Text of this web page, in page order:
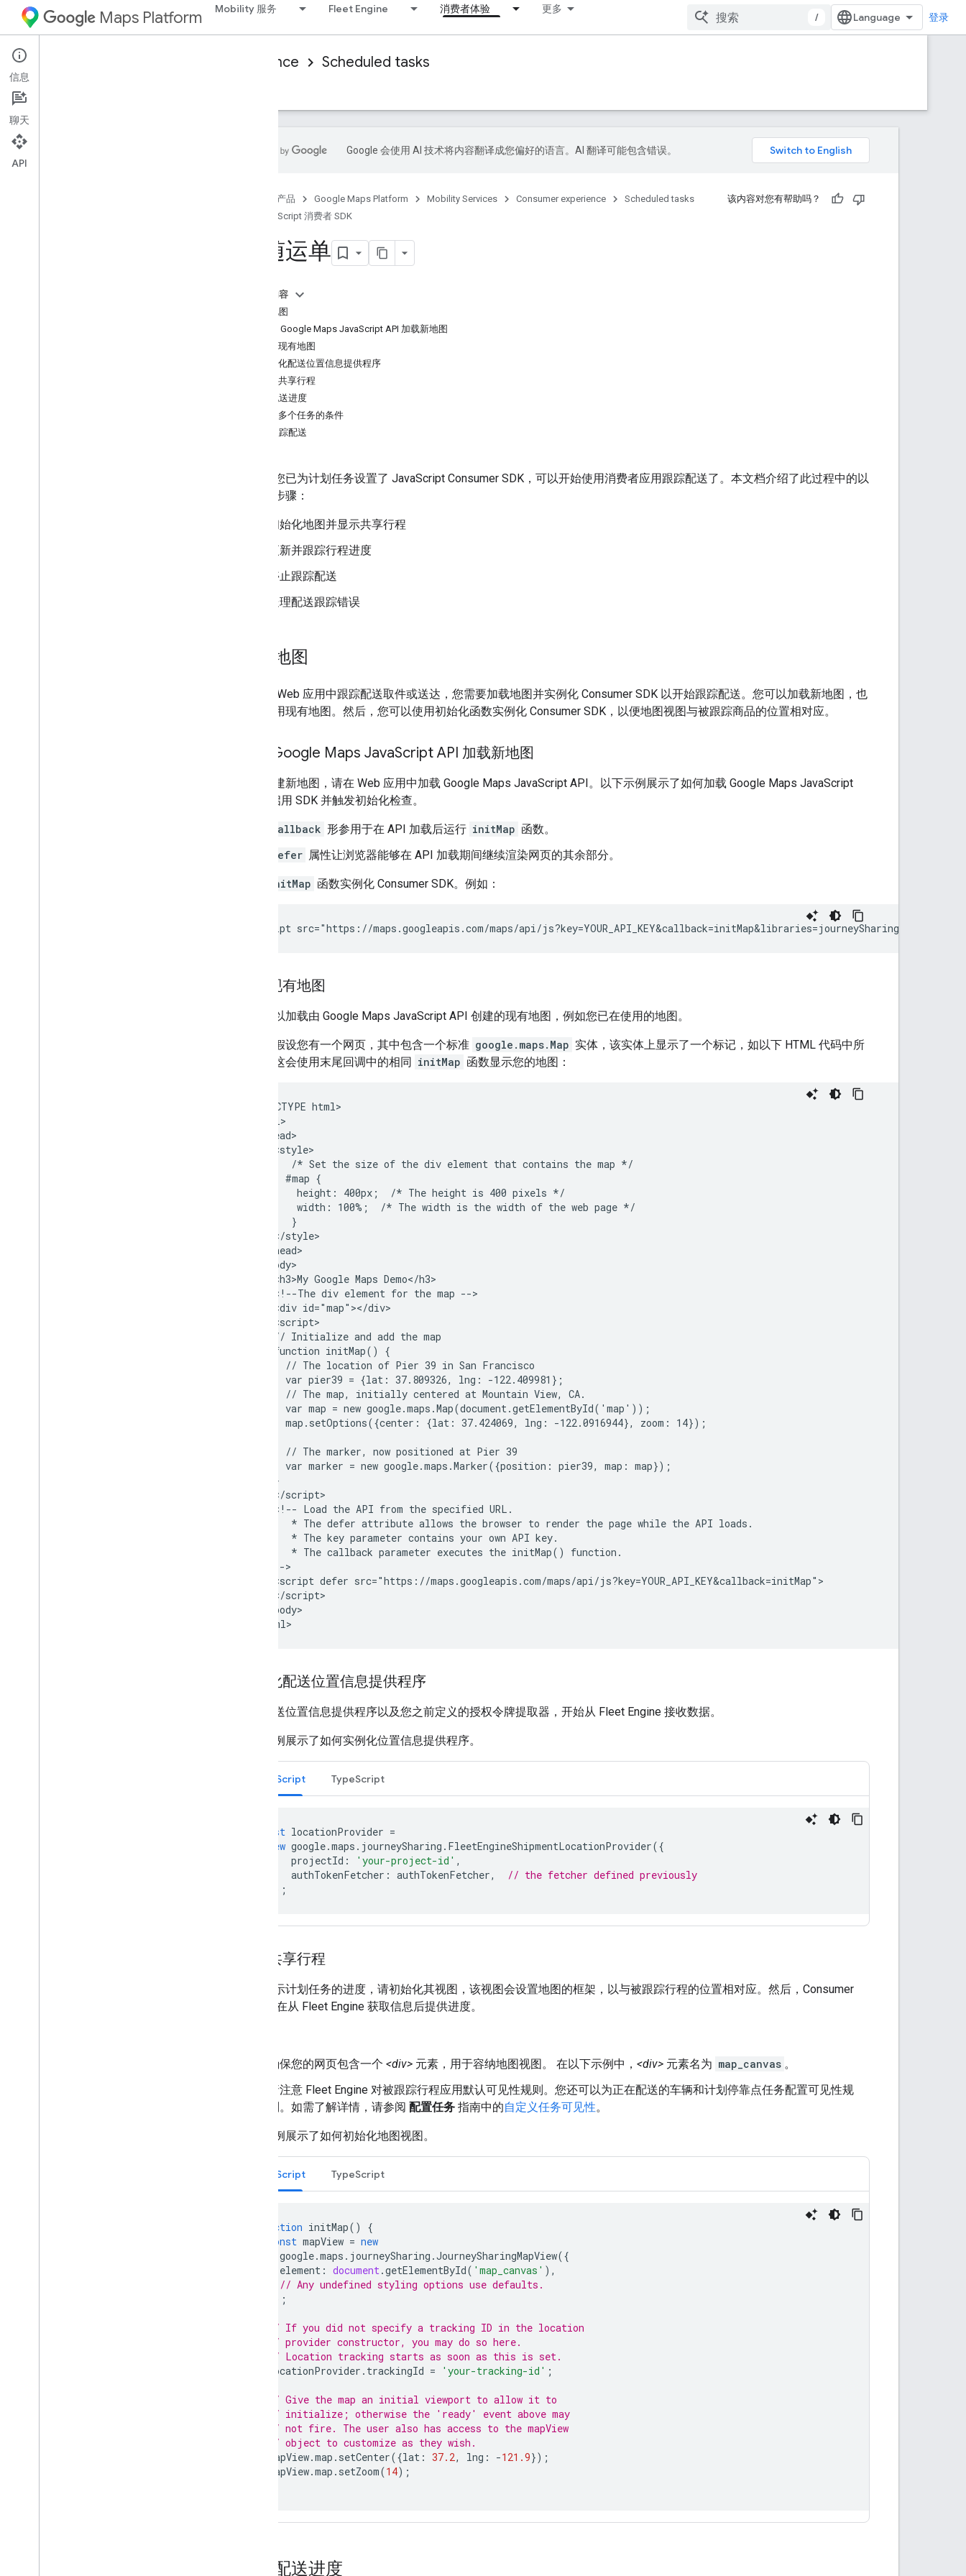
Maps Platform Mobility 服务 Fleet Engine 消费者体验 更多
/ 登录
Mobility Services Consumer experience Scheduled tasks
概览
Google 会使用 AI 技术将内容翻译成您偏好的语言。AI 翻译可能包含错误。
产品 Google Maps Platform Mobility Services Consumer experience
Scheduled tasks
JavaScript 消费者 SDK
该内容对您有帮助吗？
跟随运单
本页内容
设置地图
使用 Google Maps JavaScript API 加载新地图
加载现有地图
实例化配送位置信息提供程序
显示共享行程
更新配送进度
显示多个任务的条件
停止跟踪配送
现在，您已为计划任务设置了 JavaScript Consumer SDK，可以开始使用消费者应用跟踪配送了。本文档介绍了此过程中的以
下关键步骤：
初始化地图并显示共享行程
更新并跟踪行程进度
停止跟踪配送
处理配送跟踪错误
设置地图
如需在 Web 应用中跟踪配送取件或送达，您需要加载地图并实例化 Consumer SDK 以开始跟踪配送。您可以加载新地图，也
可以使用现有地图。然后，您可以使用初始化函数实例化 Consumer SDK，以便地图视图与被跟踪商品的位置相对应。
使用 Google Maps JavaScript API 加载新地图
如需创建新地图，请在 Web 应用中加载 Google Maps JavaScript API。以下示例展示了如何加载 Google Maps JavaScript
API、启用 SDK 并触发初始化检查。
callback 形参用于在 API 加载后运行 initMap 函数。
defer 属性让浏览器能够在 API 加载期间继续渲染网页的其余部分。
initMap 函数实例化 Consumer SDK。例如：
加载现有地图
您还可以加载由 Google Maps JavaScript API 创建的现有地图，例如您已在使用的地图。
例如，假设您有一个网页，其中包含一个标准 google.maps.Map 实体，该实体上显示了一个标记，如以下 HTML 代码中所
定义。这会使用末尾回调中的相同 initMap 函数显示您的地图：
    <!DOCTYPE html>
    <html>
      <head>
        <style>
           /* Set the size of the div element that contains the map */
          #map {
            height: 400px;  /* The height is 400 pixels */
            width: 100%;  /* The width is the width of the web page */
           }
        </style>
      </head>
      <body>
        <h3>My Google Maps Demo</h3>
        <!--The div element for the map -->
        <div id="map"></div>
        <script>
        // Initialize and add the map
        function initMap() {
          // The location of Pier 39 in San Francisco
          var pier39 = {lat: 37.809326, lng: -122.409981};
          // The map, initially centered at Mountain View, CA.
          var map = new google.maps.Map(document.getElementById('map'));
          map.setOptions({center: {lat: 37.424069, lng: -122.0916944}, zoom: 14});
          // The marker, now positioned at Pier 39
          var marker = new google.maps.Marker({position: pier39, map: map});
        }
        </script>
        <!-- Load the API from the specified URL.
           * The defer attribute allows the browser to render the page while the API loads.
           * The key parameter contains your own API key.
           * The callback parameter executes the initMap() function.
        -->
        <script defer src="https://maps.googleapis.com/maps/api/js?key=YOUR_API_KEY&callback=initMap">
        </script>
      </body>
实例化配送位置信息提供程序
使用配送位置信息提供程序以及您之前定义的授权令牌提取器，开始从 Fleet Engine 接收数据。
以下示例展示了如何实例化位置信息提供程序。
JavaScript TypeScript
const locationProvider =
new google.maps . journeySharing . FleetEngineShipmentLocationProvider({
projectId : 'your-project-id' ,
authTokenFetcher : authTokenFetcher,
// the fetcher defined previously
});
显示共享行程
如需显示计划任务的进度，请初始化其视图，该视图会设置地图的框架，以与被跟踪行程的位置相对应。然后，Consumer
SDK 会在从 Fleet Engine 获取信息后提供进度。
确保您的网页包含一个 <div> 元素，用于容纳地图视图。 在以下示例中， <div> 元素名为 map_canvas 。
请注意 Fleet Engine 对被跟踪行程应用默认可见性规则。您还可以为正在配送的车辆和计划停靠点任务配置可见性规
则。如需了解详情，请参阅 配置任务 指南中的自定义任务可见性。
以下示例展示了如何初始化地图视图。
JavaScript TypeScript
function initMap()
{
const mapView = new
google.maps . journeySharing .JourneySharingMapView({
element : document.getElementById( 'map_canvas' ),
// Any undefined styling options use defaults.
});
// If you did not specify a tracking ID in the location
// provider constructor, you may do so here.
// Location tracking starts as soon as this is set.
locationProvider . trackingId = 'your-tracking-id' ;
// Give the map an initial viewport to allow it to
// initialize; otherwise the 'ready' event above may
// not fire. The user also has access to the mapView
// object to customize as they wish.
mapView.map . setCenter({lat : 37.2, lng : -121.9});
mapView.map . setZoom(14);
更新配送进度
信息
聊天
API